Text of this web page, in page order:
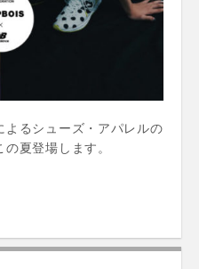
よるシューズ・アパレルの
夏登場します。